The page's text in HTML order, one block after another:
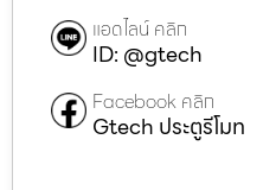
แอดไลน์ คลิก
ID: @gtech
Facebook คลิก
Gtech ประตูรีโมท